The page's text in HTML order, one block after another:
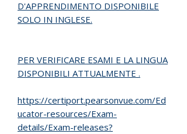
D'APPRENDIMENTO DISPONIBILE
SOLO IN INGLESE.
PER VERIFICARE ESAMI E LA LINGUA
DISPONIBILI ATTUALMENTE .
https://certiport.pearsonvue.com/Ed
ucator-resources/Exam-
details/Exam-releases?